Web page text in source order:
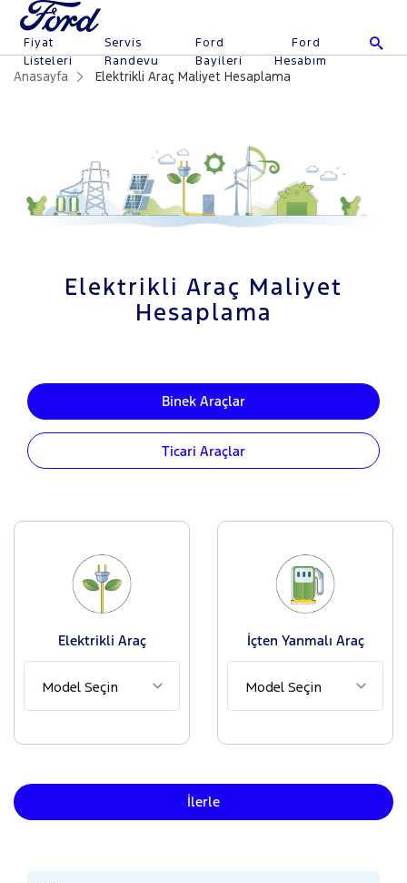
Fiyat
Listeleri
Servis
Randevu
Ford
Bayileri
Ford
Hesabım
Anasayfa Elektrikli Araç Maliyet Hesaplama
Elektrikli Araç Maliyet
Hesaplama
Binek Araçlar
Ticari Araçlar
Elektrikli Araç İçten Yanmalı Araç
İlerle